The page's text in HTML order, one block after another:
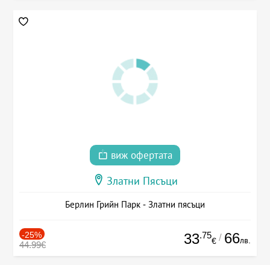
виж офертата
Златни Пясъци
Берлин Грийн Парк - Златни пясъци
-25%
44.99€ 33.75
€ / 66лв.